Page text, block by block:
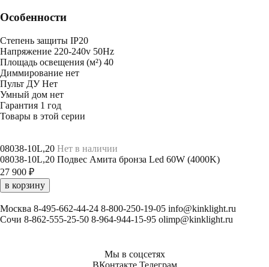
Особенности
Степень защиты IP20
Напряжение 220-240v 50Hz
Площадь освещения (м²) 40
Диммирование нет
Пульт ДУНет
Умный дом нет
Гарантия 1 год
Товары в этой серии
08038-10L,20 Нет в наличии
08038-10L,20 Подвес Амита бронза Led 60W (4000K)
27 900 ₽
в корзину
Москва 8-495-662-44-24 8-800-250-19-05 info@kinklight.ru
Сочи 8-862-555-25-50 8-964-944-15-95 olimp@kinklight.ru
Мы в соцсетях
ВКонтакте Телеграм